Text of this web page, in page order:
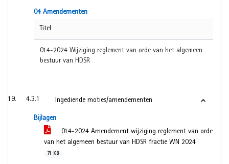
04 Amendementen
Titel
014-2024 Wijziging reglement van orde van het algemeen
bestuur van HDSR
4.3.1 Ingediende moties/amendementen
Bijlagen
014-2024 Amendement wijziging reglement van orde
van het algemeen bestuur van HDSR fractie WN 2024
71 KB